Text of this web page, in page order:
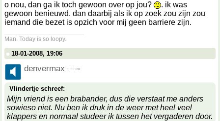
o nou, dan ga ik toch gewoon over op jou?
. ik was
gewoon benieuwd. dan daarbij als ik op zoek zou zijn zou
iemand die bezet is opzich voor mij geen barriere zijn.
Man. Today is so loopy.
18-01-2008, 19:06
denvermax
Vlindertje schreef:
Mijn vriend is een brabander, dus die verstaat me anders
sowieso niet. Nu ben ik druk in de weer met heel veel
klappers en normaal studeer ik tussen het vergaderen door.